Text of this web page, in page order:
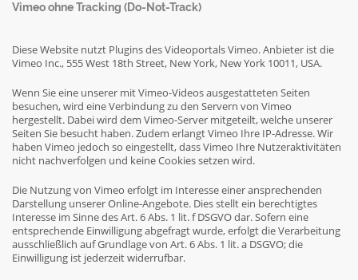
Vimeo ohne Tracking (Do-Not-Track)
Diese Website nutzt Plugins des Videoportals Vimeo. Anbieter ist die
Vimeo Inc., 555 West 18th Street, New York, New York 10011, USA.
Wenn Sie eine unserer mit Vimeo-Videos ausgestatteten Seiten
besuchen, wird eine Verbindung zu den Servern von Vimeo
hergestellt. Dabei wird dem Vimeo-Server mitgeteilt, welche unserer
Seiten Sie besucht haben. Zudem erlangt Vimeo Ihre IP-Adresse. Wir
haben Vimeo jedoch so eingestellt, dass Vimeo Ihre Nutzeraktivitäten
nicht nachverfolgen und keine Cookies setzen wird.
Die Nutzung von Vimeo erfolgt im Interesse einer ansprechenden
Darstellung unserer Online-Angebote. Dies stellt ein berechtigtes
Interesse im Sinne des Art. 6 Abs. 1 lit. f DSGVO dar. Sofern eine
entsprechende Einwilligung abgefragt wurde, erfolgt die Verarbeitung
ausschließlich auf Grundlage von Art. 6 Abs. 1 lit. a DSGVO; die
Einwilligung ist jederzeit widerrufbar.